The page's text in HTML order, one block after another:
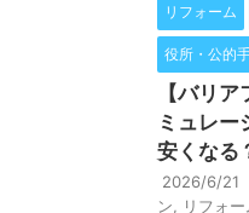
リフォーム
役所・公的
【バリ
ミュレー
安くなる
2026/6/21
ン
リフォ